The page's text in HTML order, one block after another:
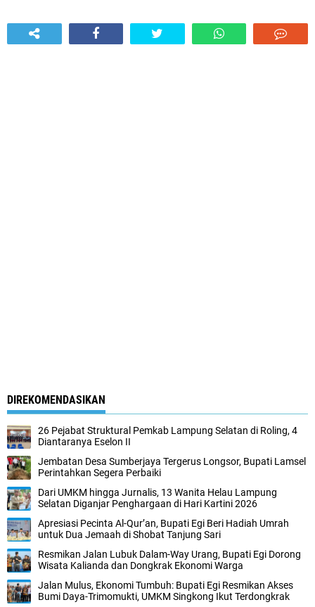
DIREKOMENDASIKAN
26 Pejabat Struktural Pemkab Lampung Selatan di Roling, 4
Diantaranya Eselon II
Jembatan Desa Sumberjaya Tergerus Longsor, Bupati Lamsel
Perintahkan Segera Perbaiki
Dari UMKM hingga Jurnalis, 13 Wanita Helau Lampung
Selatan Diganjar Penghargaan di Hari Kartini 2026
Apresiasi Pecinta Al-Qur’an, Bupati Egi Beri Hadiah Umrah
untuk Dua Jemaah di Shobat Tanjung Sari
Resmikan Jalan Lubuk Dalam-Way Urang, Bupati Egi Dorong
Wisata Kalianda dan Dongkrak Ekonomi Warga
Jalan Mulus, Ekonomi Tumbuh: Bupati Egi Resmikan Akses
Bumi Daya-Trimomukti, UMKM Singkong Ikut Terdongkrak